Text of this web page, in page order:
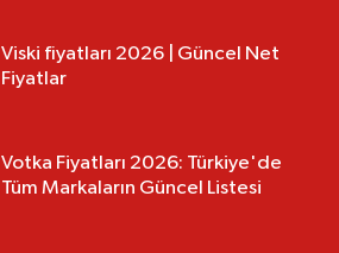
Viski fiyatları 2026 | Güncel Net
Fiyatlar
Votka Fiyatları 2026: Türkiye'de
Tüm Markaların Güncel Listesi